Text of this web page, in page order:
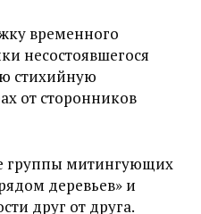
временного
несостоявшегося
стихийную
от сторонников
группы митингующих
деревьев» и
друг от друга.